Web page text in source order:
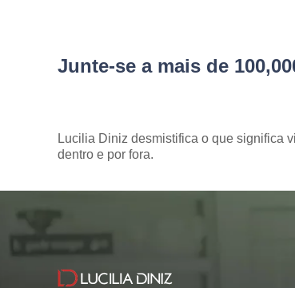
Junte-se a mais de
Lucilia Diniz desmistifica o que significa
dentro e por fora.